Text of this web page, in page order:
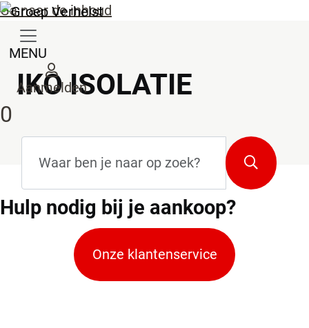
Ga naar de inhoud
MENU
Aanmelden
0
Zoeken
IKO ISOLATIE
Hulp nodig bij je aankoop?
Onze klantenservice